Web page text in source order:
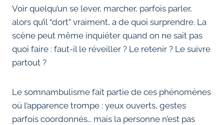
Voir quelqu’un se lever, marcher, parfois parler,
alors qu’il “dort” vraiment, a de quoi surprendre. La
scène peut même inquiéter quand on ne sait pas
quoi faire : faut-il le réveiller ? Le retenir ? Le suivre
partout ?
Le somnambulisme fait partie de ces phénomènes
où l’apparence trompe : yeux ouverts, gestes
parfois coordonnés… mais la personne n’est pas